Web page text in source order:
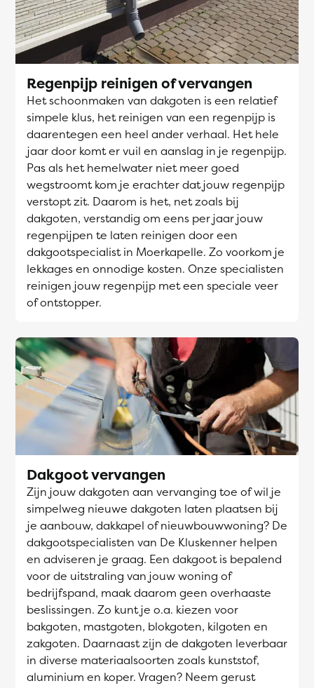
Regenpijp reinigen of vervangen
Het schoonmaken van dakgoten is een relatief
simpele klus, het reinigen van een regenpijp is
daarentegen een heel ander verhaal. Het hele
jaar door komt er vuil en aanslag in je regenpijp.
Pas als het hemelwater niet meer goed
wegstroomt kom je erachter dat jouw regenpijp
verstopt zit. Daarom is het, net zoals bij
dakgoten, verstandig om eens per jaar jouw
regenpijpen te laten reinigen door een
dakgootspecialist in Moerkapelle. Zo voorkom je
lekkages en onnodige kosten. Onze specialisten
reinigen jouw regenpijp met een speciale veer
of ontstopper.
Dakgoot vervangen
Zijn jouw dakgoten aan vervanging toe of wil je
simpelweg nieuwe dakgoten laten plaatsen bij
je aanbouw, dakkapel of nieuwbouwwoning? De
dakgootspecialisten van De Kluskenner helpen
en adviseren je graag. Een dakgoot is bepalend
voor de uitstraling van jouw woning of
bedrijfspand, maak daarom geen overhaaste
beslissingen. Zo kunt je o.a. kiezen voor
bakgoten, mastgoten, blokgoten, kilgoten en
zakgoten. Daarnaast zijn de dakgoten leverbaar
in diverse materiaalsoorten zoals kunststof,
aluminium en koper. Vragen? Neem gerust